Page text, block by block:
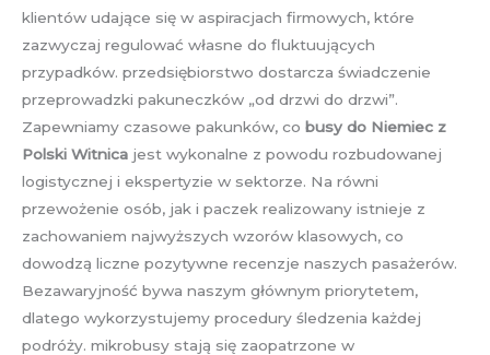
klientów udające się w aspiracjach firmowych, które
zazwyczaj regulować własne do fluktuujących
przypadków. przedsiębiorstwo dostarcza świadczenie
przeprowadzki pakuneczków „od drzwi do drzwi”.
Zapewniamy czasowe pakunków, co busy do Niemiec z
Polski Witnica jest wykonalne z powodu rozbudowanej
logistycznej i ekspertyzie w sektorze. Na równi
przewożenie osób, jak i paczek realizowany istnieje z
zachowaniem najwyższych wzorów klasowych, co
dowodzą liczne pozytywne recenzje naszych pasażerów.
Bezawaryjność bywa naszym głównym priorytetem,
dlatego wykorzystujemy procedury śledzenia każdej
podróży. mikrobusy stają się zaopatrzone w